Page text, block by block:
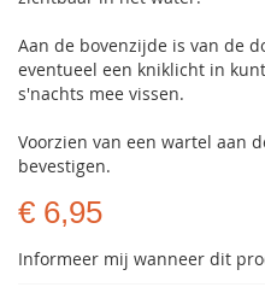
Aan de bovenzijde is van de
eventueel een kniklicht in
s'nachts mee vissen.
Voorzien van een wartel aan
bevestigen.
€ 6,95
Informeer mij wanneer dit